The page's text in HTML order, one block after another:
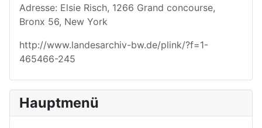
Adresse: Elsie Risch, 1266 Grand concourse,
Bronx 56, New York
http://www.landesarchiv-bw.de/plink/?f=1-
465466-245
Hauptmenü